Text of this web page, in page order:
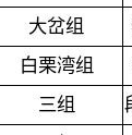
大岔组
白栗湾组
三组